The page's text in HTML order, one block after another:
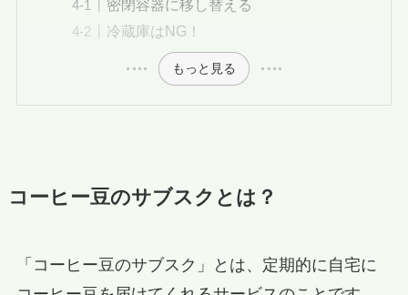
密閉容器に移し替える
冷蔵庫はNG！
もっと見る
コーヒー豆のサブスクとは？
「コーヒー豆のサブスク」とは、定期的に自宅に